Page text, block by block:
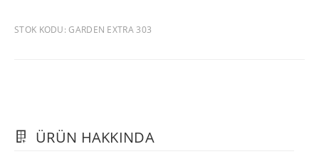
STOK KODU: GARDEN EXTRA 303
ÜRÜN HAKKINDA